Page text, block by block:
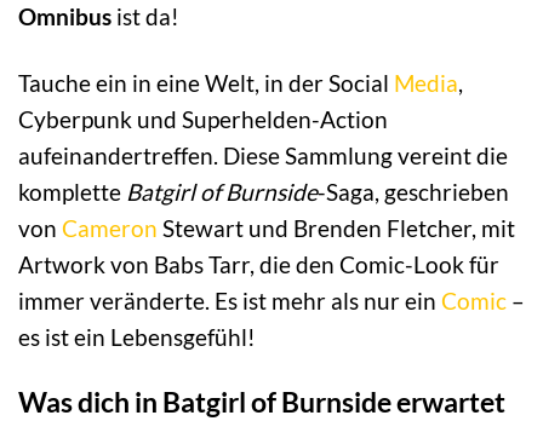
Omnibus ist da!
Tauche ein in eine Welt, in der Social Media
Cyberpunk und Superhelden-Action
aufeinandertreffen. Diese Sammlung vereint die
komplette Batgirl of Burnside-Saga, geschrieben
von Cameron Stewart und Brenden Fletcher, mit
Artwork von Babs Tarr, die den Comic-Look für
immer veränderte. Es ist mehr als nur ein Comic –
es ist ein Lebensgefühl!
Was dich in Batgirl of Burnside erwartet